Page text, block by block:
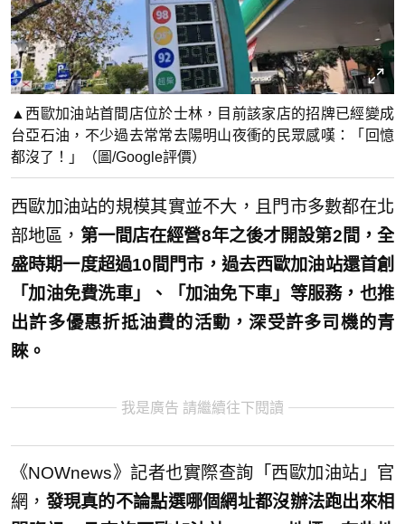
▲西歐加油站首間店位於士林，目前該家店的招牌已經變成
台亞石油，不少過去常常去陽明山夜衝的民眾感嘆：「回憶
都沒了！」（圖/Google評價）
西歐加油站的規模其實並不大，且門市多數都在北
部地區， 第一間店在經營8年之後才開設第2間，全
盛時期一度超過10間門市，過去西歐加油站還首創
「加油免費洗車」、「加油免下車」等服務，也推
出許多優惠折抵油費的活動，深受許多司機的青
睞。
我是廣告 請繼續往下閱讀
《NOWnews》記者也實際查詢「西歐加油站」官
網， 發現真的不論點選哪個網址都沒辦法跑出來相